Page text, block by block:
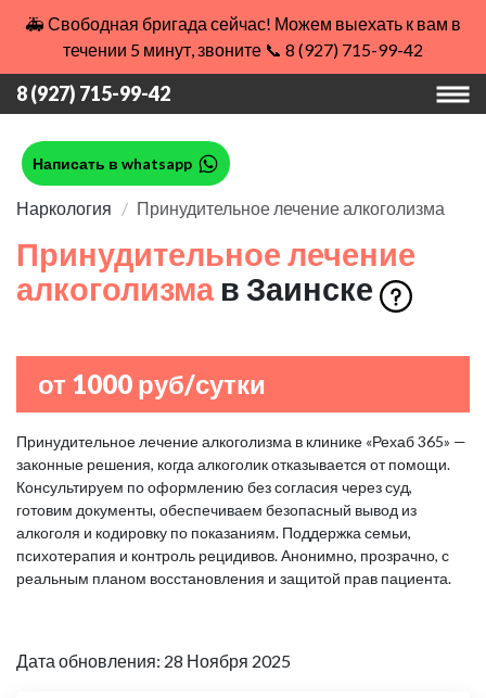
🚑 Свободная бригада сейчас! Можем выехать к вам в
течении 5 минут, звоните 📞 8 (927) 715-99-42
8 (927) 715-99-42
Написать в whatsapp
Наркология Принудительное лечение алкоголизма
Принудительное лечение
алкоголизма в Заинске
от 1000 руб/сутки
Принудительное лечение алкоголизма в клинике «Рехаб 365» —
законные решения, когда алкоголик отказывается от помощи.
Консультируем по оформлению без согласия через суд,
готовим документы, обеспечиваем безопасный вывод из
алкоголя и кодировку по показаниям. Поддержка семьи,
психотерапия и контроль рецидивов. Анонимно, прозрачно, с
реальным планом восстановления и защитой прав пациента.
Дата обновления: 28 Ноября 2025